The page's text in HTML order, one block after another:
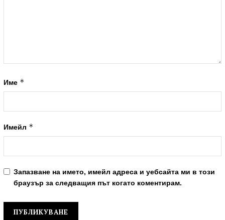
Име *
Имейл *
Запазване на името, имейл адреса и уебсайта ми в този
браузър за следващия път когато коментирам.